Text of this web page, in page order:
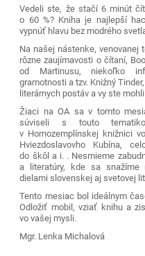
Vedeli ste, že stačí 6 minút
o 60 %? Kniha je najlepší
vypnúť hlavu bez modrého
Na našej nástenke,
rôzne zaujímavosti o čítaní,
od Martinusu, niekoľko
gramotnosti a tzv. Knižný
literárnych postáv a vy ste
Žiaci na OA sa v tomto
súviseli s touto
v Hornozemplínskej knižnici
Hviezdoslavovho Kubína,
do škôl a i. . Nesmieme
a literatúry, kde sa snažíme
dielami slovenskej aj svetovej
Tento mesiac bol ideálnym
Odložiť mobil, vziať knihu a
vo vašej mysli.
Mgr. Lenka Michalová